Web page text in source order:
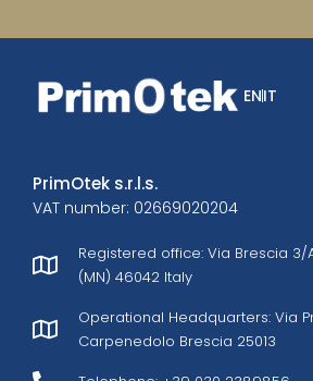
ENIT
PrimOtek s.r.l.s.
VAT number: 02669020204
Registered office: Via Brescia
(MN) 46042 Italy
Operational Headquarters: Via
Carpenedolo Brescia 25013